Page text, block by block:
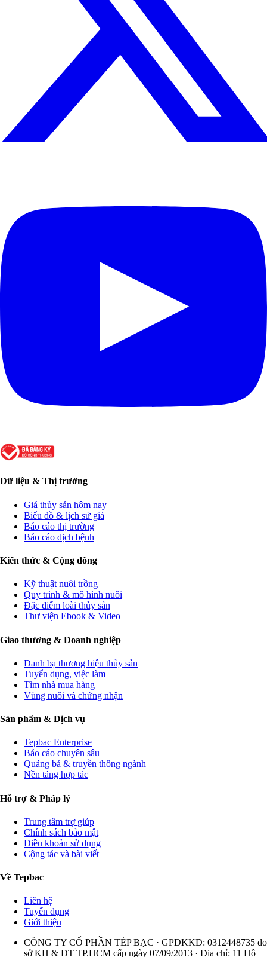
Dữ liệu & Thị trường
Giá thủy sản hôm nay
Biểu đồ & lịch sử giá
Báo cáo thị trường
Báo cáo dịch bệnh
Kiến thức & Cộng đồng
Kỹ thuật nuôi trồng
Quy trình & mô hình nuôi
Đặc điểm loài thủy sản
Thư viện Ebook & Video
Giao thương & Doanh nghiệp
Danh bạ thương hiệu thủy sản
Tuyển dụng, việc làm
Tìm nhà mua hàng
Vùng nuôi và chứng nhận
Sản phẩm & Dịch vụ
Tepbac Enterprise
Báo cáo chuyên sâu
Quảng bá & truyền thông ngành
Nền tảng hợp tác
Hỗ trợ & Pháp lý
Trung tâm trợ giúp
Chính sách bảo mật
Điều khoản sử dụng
Cộng tác và bài viết
Về Tepbac
Liên hệ
Tuyển dụng
Giới thiệu
CÔNG TY CỔ PHẦN TÉP BẠC · GPDKKD: 0312448735 do
sở KH & ĐT TP.HCM cấp ngày 07/09/2013 · Địa chỉ: 11 Hồ